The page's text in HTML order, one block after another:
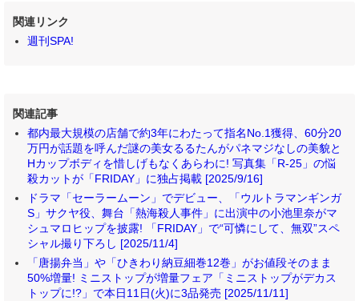
関連リンク
週刊SPA!
関連記事
都内最大規模の店舗で約3年にわたって指名No.1獲得、60分20
万円が話題を呼んだ謎の美女るるたんがパネマジなしの美貌と
Hカップボディを惜しげもなくあらわに! 写真集「R-25」の悩
殺カットが「FRIDAY」に独占掲載 [2025/9/16]
ドラマ「セーラームーン」でデビュー、「ウルトラマンギンガ
S」サクヤ役、舞台「熱海殺人事件」に出演中の小池里奈がマ
シュマロヒップを披露! 「FRIDAY」で“可憐にして、無双”スペ
シャル撮り下ろし [2025/11/4]
「唐揚弁当」や「ひきわり納豆細巻12巻」がお値段そのまま
50%増量! ミニストップが増量フェア「ミニストップがデカス
トップに!?」で本日11日(火)に3品発売 [2025/11/11]